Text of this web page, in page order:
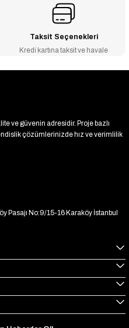
Taksit Seçenekleri
Kredi kartına taksit ve havale
ve güvenin adresidir. Proje bazlı
çözümlerinizde hız ve verimlilik
Pasajı No:9/15-16 Karaköy İstanbul